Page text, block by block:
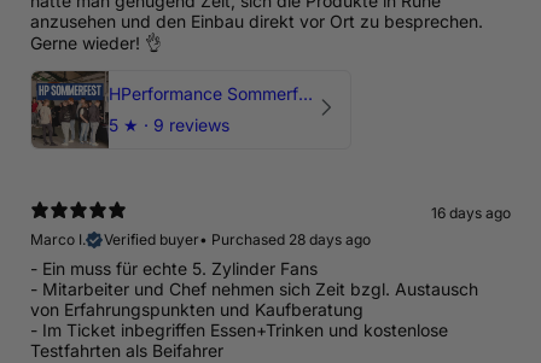
anzusehen und den Einbau direkt vor Ort zu besprechen.
Gerne wieder! 👌
HPerformance Sommerfest 2026
5 ★ · 9 reviews
16 days ago
Marco I.
Verified buyer• Purchased 28 days ago
- Ein muss für echte 5. Zylinder Fans
- Mitarbeiter und Chef nehmen sich Zeit bzgl. Austausch
von Erfahrungspunkten und Kaufberatung
- Im Ticket inbegriffen Essen+Trinken und kostenlose
Testfahrten als Beifahrer